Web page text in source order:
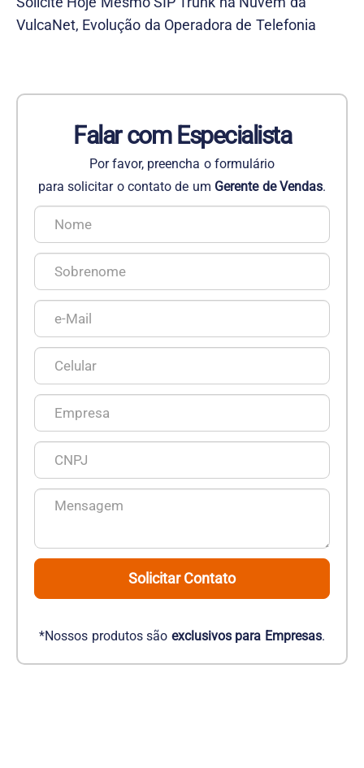
VulcaNet, Evolução da Operadora de Telefonia
Falar com Especialista
Por favor, preencha o formulário
para solicitar o contato de um Gerente de Vendas.
Solicitar Contato
*Nossos produtos são exclusivos para Empresas.